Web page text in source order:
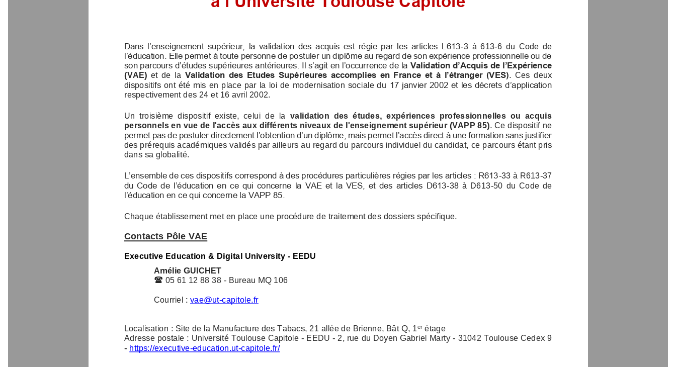
Dans  l’enseignement  supérieur,  la  validation  des  acquis  est  régie  par  les  articles  L613
-3  à  613-6  du  Code  de
l’éducation. Elle permet à toute personne de postuler un diplôme au regard de son expérience professionnelle ou de
son parcours d’études supérieures antérieures. Il s’agit en l’occurrence de la Validation d’Acquis de l’Expérience
(VAE) et  de  la Validation  des  Etudes  Supérieures  accomplies  en  France  et  à  l’étranger  (VES).  Ces  deux
dispositifs ont été mis en place par la loi de modernisation sociale du17 janvier  2002 et les décrets d’application
respectivement des 24 et 16 avril 2002.
Un  troisième  dispositif  existe,  celui  de  la validation  des  études,  expériences  professionnelles  ou  acquis
personnels en vue de l'accès aux différents niveaux de l'enseignement supérieur (VAPP 85). Ce dispositif ne
permet pas de postuler directement l’obtention d’un diplôme, mais permet l’accès direct à une formation sans justifier
des prérequis académiques validés par ailleurs au regard du parcours individuel du candidat,ce parcours étant pris
dans sa globalité.
L’ensemble de ces dispositifs correspond à des procédures particulières régies par les articles : R613
-33 à R613-37
du  Code  de  l’éducation  en  ce  qui  concerne  la  VAE  et  la  VES,  et  des  articles  D613
-38  à  D613-50  du Code  de
l’éducation en ce qui concerne la VAPP 85.
Chaque établissement met en place une procédure de traitement des dossiers spécifique.
Contacts Pôle VAE
Executive Education & Digital University
- EEDU
Amélie GUICHET

05 61 12 88 38 - Bureau MQ 106
Courriel: vae@ut-capitole.fr
Localisation: Site de la Manufacture des Tabacs, 21 allée de Brienne, Bât Q, 1
er étage
Adresse postale: Université Toulouse Capitole
- EEDU - 2, rue du Doyen Gabriel Marty
- 31042 Toulouse Cedex 9
- https://executive
-education.ut
-capitole.fr/